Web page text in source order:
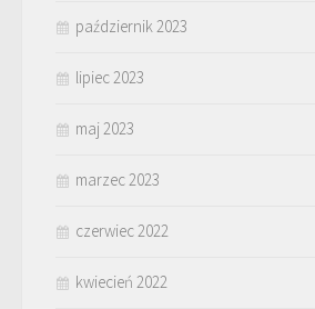
październik 2023
lipiec 2023
maj 2023
marzec 2023
czerwiec 2022
kwiecień 2022